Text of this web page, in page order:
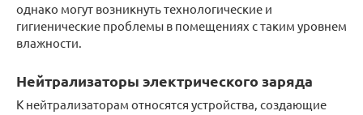
однако могут возникнуть технологические и
гигиенические проблемы в помещениях с таким уровнем
влажности.
Нейтрализаторы электрического заряда
К нейтрализаторам относятся устройства, создающие